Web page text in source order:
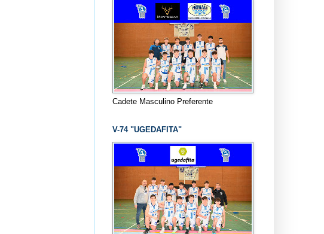
Cadete Masculino Preferente
V-74 "UGEDAFITA"